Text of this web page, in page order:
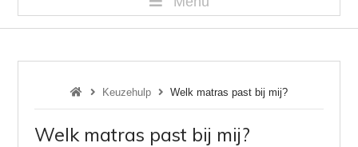
Keuzehulp Welk matras past bij mij?
Welk matras past bij mij?